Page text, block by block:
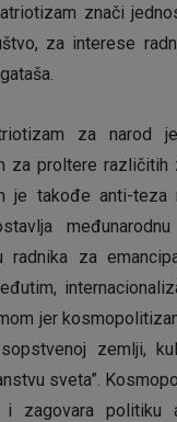
znači
za interese
za narod
za proltere različitih
je takođe anti-teza
radnika za
jer
zemlji,
sveta”.
zagovara politiku